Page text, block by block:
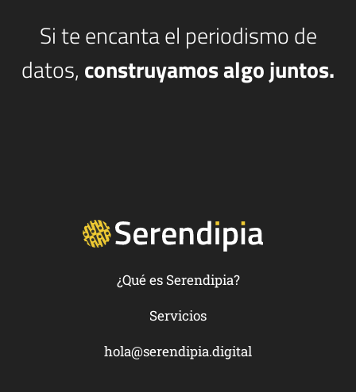
Si te encanta el periodismo de
datos, construyamos algo juntos.
¿Qué es Serendipia?
Servicios
hola@serendipia.digital